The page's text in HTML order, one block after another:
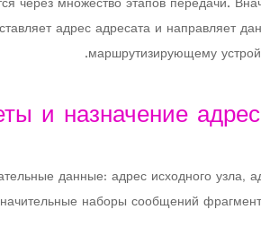
адрес адресата и направляет
маршрутизирующему
и назначение
данные: адрес исходного узла,
наборы сообщений